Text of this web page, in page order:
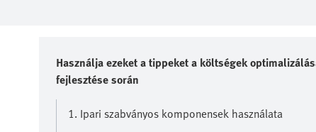
Használja ezeket a tippeket a költségek
fejlesztése során
1. Ipari szabványos komponensek használata